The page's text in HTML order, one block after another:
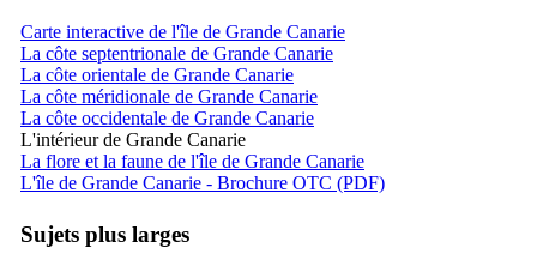
Carte interactive de l'île de Grande Canarie
La côte septentrionale de Grande Canarie
La côte orientale de Grande Canarie
La côte méridionale de Grande Canarie
La côte occidentale de Grande Canarie
L'intérieur de Grande Canarie
La flore et la faune de l'île de Grande Canarie
L'île de Grande Canarie - Brochure OTC (PDF)
Sujets plus larges